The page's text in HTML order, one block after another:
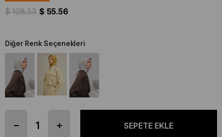
$ 108.33 $ 55.56
Diğer Renk Seçenekleri